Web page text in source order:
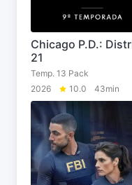
Chicago P.D.:
21
Temp. 13 Pack
2026
10.0 43min